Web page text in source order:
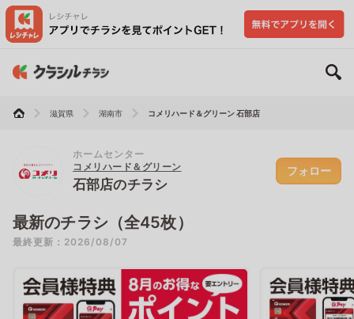
滋賀県 湖南市 コメリハード＆グリーン 石部店
ホームセンター
コメリハード＆グリーン
石部店のチラシ
フォロー
最新のチラシ（全45枚）
最終更新：2026/08/07